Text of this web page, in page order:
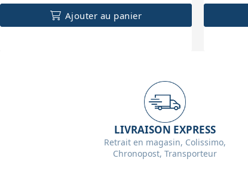
Ajouter au panier
LIVRAISON EXPRESS
Retrait en magasin, Colissimo,
Chronopost, Transporteur